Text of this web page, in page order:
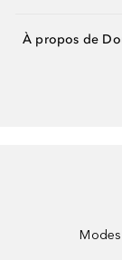
À propos de